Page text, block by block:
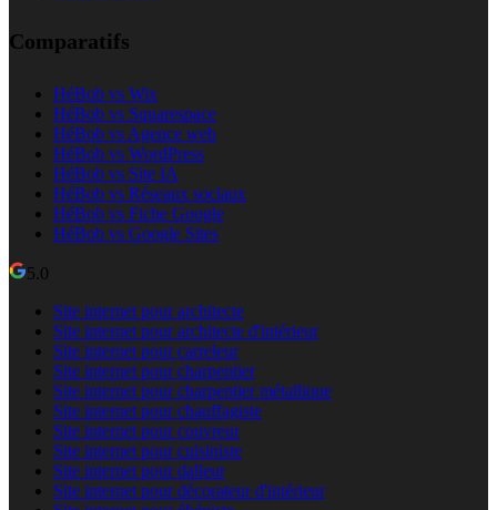
Comparatifs
HéBob vs Wix
HéBob vs Squarespace
HéBob vs Agence web
HéBob vs WordPress
HéBob vs Site IA
HéBob vs Réseaux sociaux
HéBob vs Fiche Google
HéBob vs Google Sites
5.0
Site internet pour architecte
Site internet pour architecte d'intérieur
Site internet pour carreleur
Site internet pour charpentier
Site internet pour charpentier métallique
Site internet pour chauffagiste
Site internet pour couvreur
Site internet pour cuisiniste
Site internet pour dalleur
Site internet pour décorateur d'intérieur